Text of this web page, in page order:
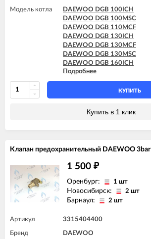
Модель котла
DAEWOO DGB 100ICH
DAEWOO DGB 100MSC
DAEWOO DGB 110MCF
DAEWOO DGB 130ICH
DAEWOO DGB 130MCF
DAEWOO DGB 130MSC
DAEWOO DGB 160ICH
DAEWOO DGB 160MCF
DAEWOO DGB 160MES
DAEWOO DGB 160MSC
DAEWOO DGB 200ICH
DAEWOO DGB 200MES
DAEWOO DGB 250MES
DAEWOO DGB 250MSC
DAEWOO DGB 300KFC
DAEWOO DGB 300MES
DAEWOO DGB 300MSC
DAEWOO DGB 350MES
DAEWOO DGB 350MSC
Подробнее
КУПИТЬ
Купить в 1 клик
Клапан предохранительный DAEWOO 3bar
1 500 ₽
Оренбург: 1 шт
Новосибирск: 2 шт
Барнаул: 2 шт
Артикул 3315404400
Бренд DAEWOO